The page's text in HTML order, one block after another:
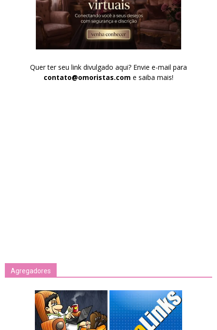
Quer ter seu link divulgado aqui? Envie e-mail para
contato@omoristas.com e saiba mais!
Agregadores